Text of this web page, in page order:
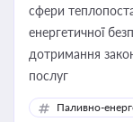
сфери
енергетичної
дотримання
послуг
Паливно-